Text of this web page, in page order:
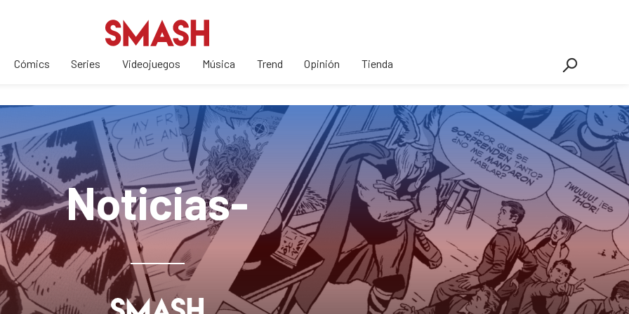
Cómics Series Videojuegos Música Trend Opinión Tienda
Noticias-